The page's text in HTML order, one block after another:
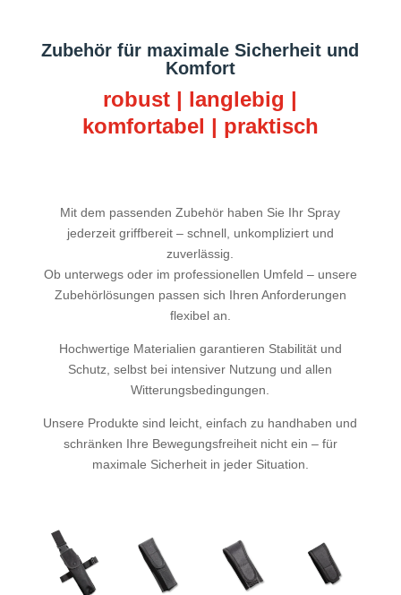
Zubehör für maximale Sicherheit und
Komfort
robust | langlebig |
komfortabel | praktisch
Mit dem passenden Zubehör haben Sie Ihr Spray
jederzeit griffbereit – schnell, unkompliziert und
zuverlässig.
Ob unterwegs oder im professionellen Umfeld – unsere
Zubehörlösungen passen sich Ihren Anforderungen
flexibel an.
Hochwertige Materialien garantieren Stabilität und
Schutz, selbst bei intensiver Nutzung und allen
Witterungsbedingungen.
Unsere Produkte sind leicht, einfach zu handhaben und
schränken Ihre Bewegungsfreiheit nicht ein – für
maximale Sicherheit in jeder Situation.